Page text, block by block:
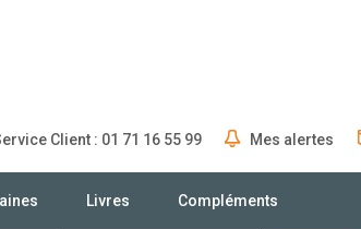
Client : 01 71 16 55 99 Mes alertes
Livres Compléments